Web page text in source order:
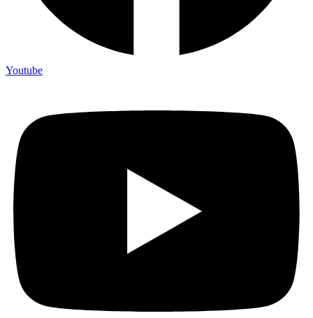
Youtube